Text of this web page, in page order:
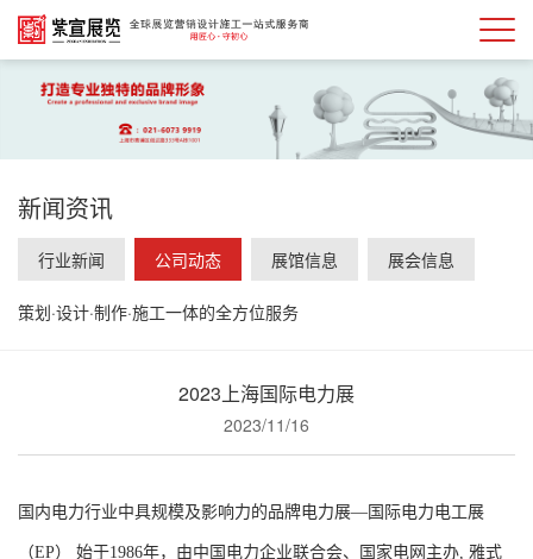
新闻资讯
行业新闻 公司动态 展馆信息 展会信息
策划·设计·制作·施工一体的全方位服务
2023上海国际电力展
2023/11/16
国内电力行业中具规模及影响力的品牌电力展—国际电力电工展
（EP） 始于1986年，由中国电力企业联合会、国家电网主办, 雅式